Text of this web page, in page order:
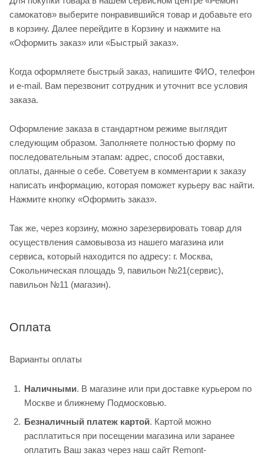
самокатов» выберите понравившийся товар и добавьте его
в корзину. Далее перейдите в Корзину и нажмите на
«Оформить заказ» или «Быстрый заказ».
Когда оформляете быстрый заказ, напишите ФИО, телефон
и e-mail. Вам перезвонит сотрудник и уточнит все условия
заказа.
Оформление заказа в стандартном режиме выглядит
следующим образом. Заполняете полностью форму по
последовательным этапам: адрес, способ доставки,
оплаты, данные о себе. Советуем в комментарии к заказу
написать информацию, которая поможет курьеру вас найти.
Нажмите кнопку «Оформить заказ».
Так же, через корзину, можно зарезервировать товар для
осуществления самовывоза из нашего магазина или
сервиса, который находится по адресу: г. Москва,
Сокольническая площадь 9, павильон №21(сервис),
павильон №11 (магазин).
Оплата
Варианты оплаты
Наличными. В магазине или при доставке курьером по
Москве и ближнему Подмосковью.
Безналичный платеж картой. Картой можно
расплатиться при посещении магазина или заранее
оплатить Ваш заказ через наш сайт Remont-